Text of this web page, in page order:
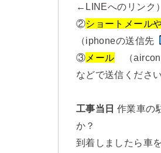
←LINEへのリンク）
②ショートメール
（iphoneの送信先
③ メール （
などで送信ください
工事当日 作業車の
か？
到着しましたら車